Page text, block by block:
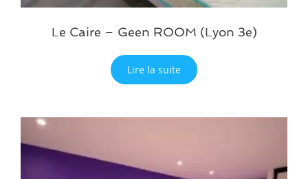
Le Caire – Geen ROOM (Lyon 3e)
Lire la suite